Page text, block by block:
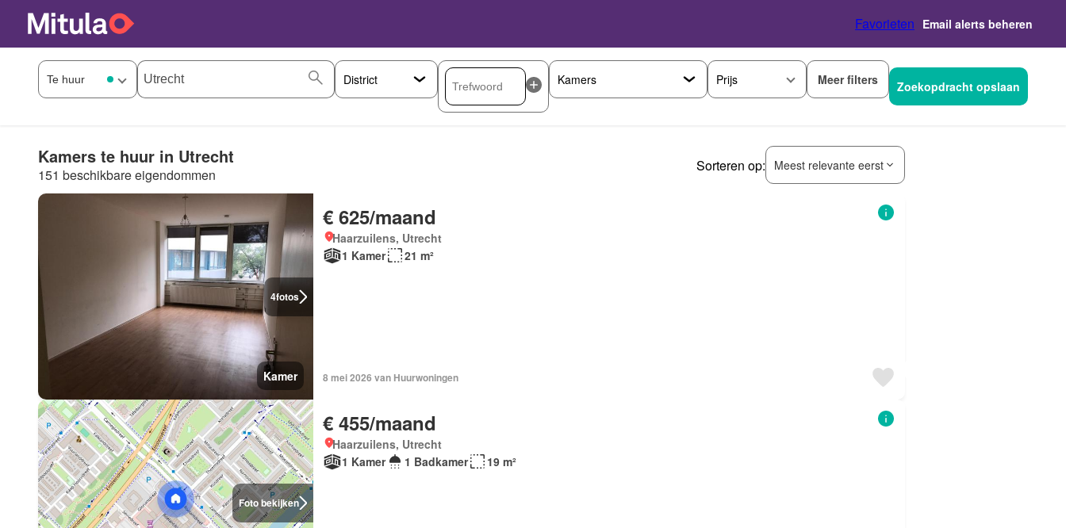
Favorieten Email alerts beheren
Prijs Meer filters Zoekopdracht opslaan
Kamers te huur in Utrecht
151 beschikbare eigendommen
Sorteren op: Meest relevante eerst
4fotos
Kamer
€ 625/maand
Haarzuilens, Utrecht
1 Kamer
21 m²
8 mei 2026 van Huurwoningen
Foto bekijken
€ 455/maand
Haarzuilens, Utrecht
1 Kamer
1 Badkamer 19 m²